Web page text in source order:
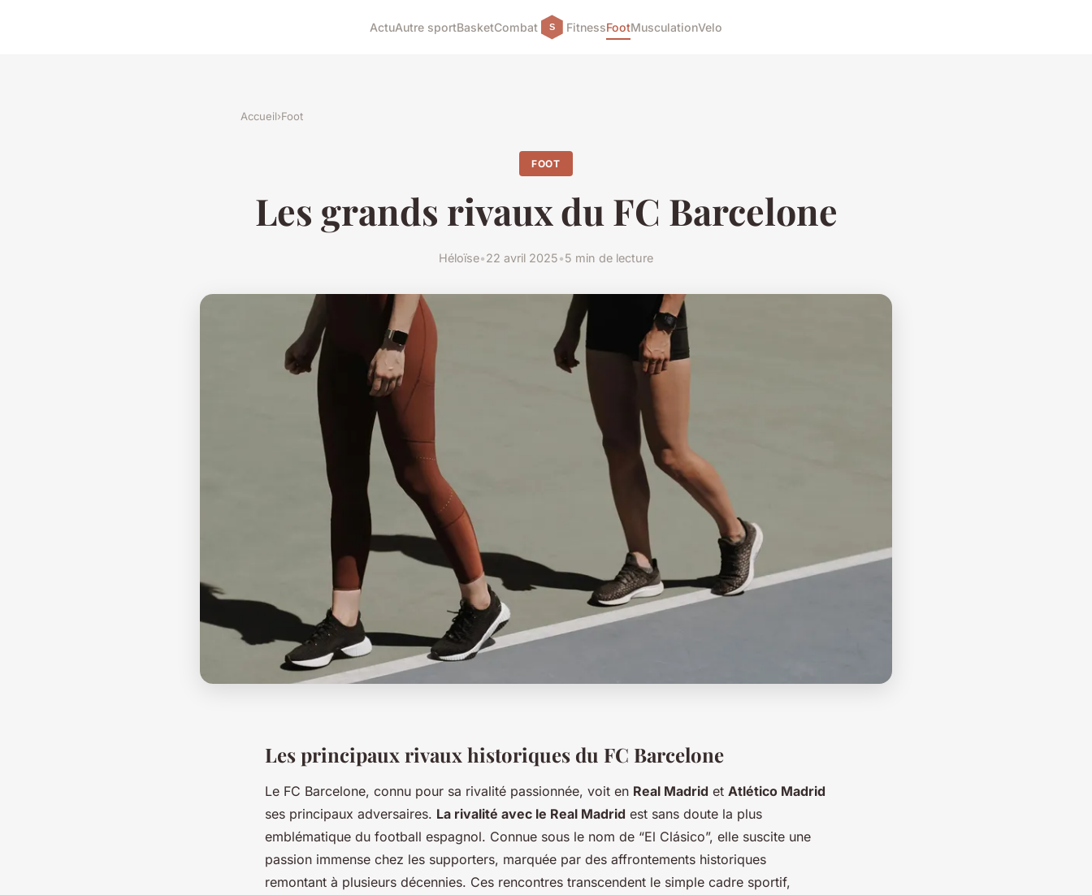
ActuAutre sportBasketCombat FitnessFootMusculationVelo
Accueil›Foot
FOOT
Les grands rivaux du FC Barcelone
Héloïse•22 avril 2025•5 min de lecture
Les principaux rivaux historiques du FC Barcelone
Le FC Barcelone, connu pour sa rivalité passionnée, voit en Real Madrid et Atlético Madrid
ses principaux adversaires. La rivalité avec le Real Madrid est sans doute la plus
emblématique du football espagnol. Connue sous le nom de “El Clásico”, elle suscite une
passion immense chez les supporters, marquée par des affrontements historiques
remontant à plusieurs décennies. Ces rencontres transcendent le simple cadre sportif,